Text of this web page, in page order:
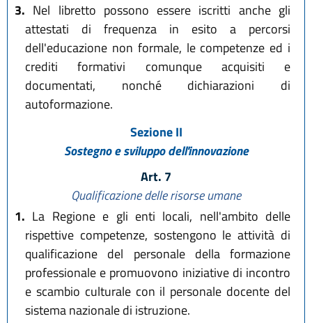
3. Nel libretto possono essere iscritti anche gli
attestati di frequenza in esito a percorsi
dell'educazione non formale, le competenze ed i
crediti formativi comunque acquisiti e
documentati, nonché dichiarazioni di
autoformazione.
Sezione II
Sostegno e sviluppo dell'innovazione
Art. 7
Qualificazione delle risorse umane
1. La Regione e gli enti locali, nell'ambito delle
rispettive competenze, sostengono le attività di
qualificazione del personale della formazione
professionale e promuovono iniziative di incontro
e scambio culturale con il personale docente del
sistema nazionale di istruzione.